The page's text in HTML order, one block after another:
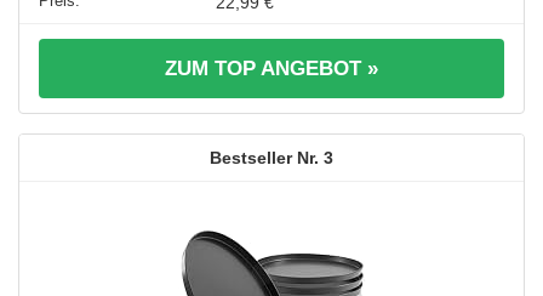
ZUM TOP ANGEBOT »
3